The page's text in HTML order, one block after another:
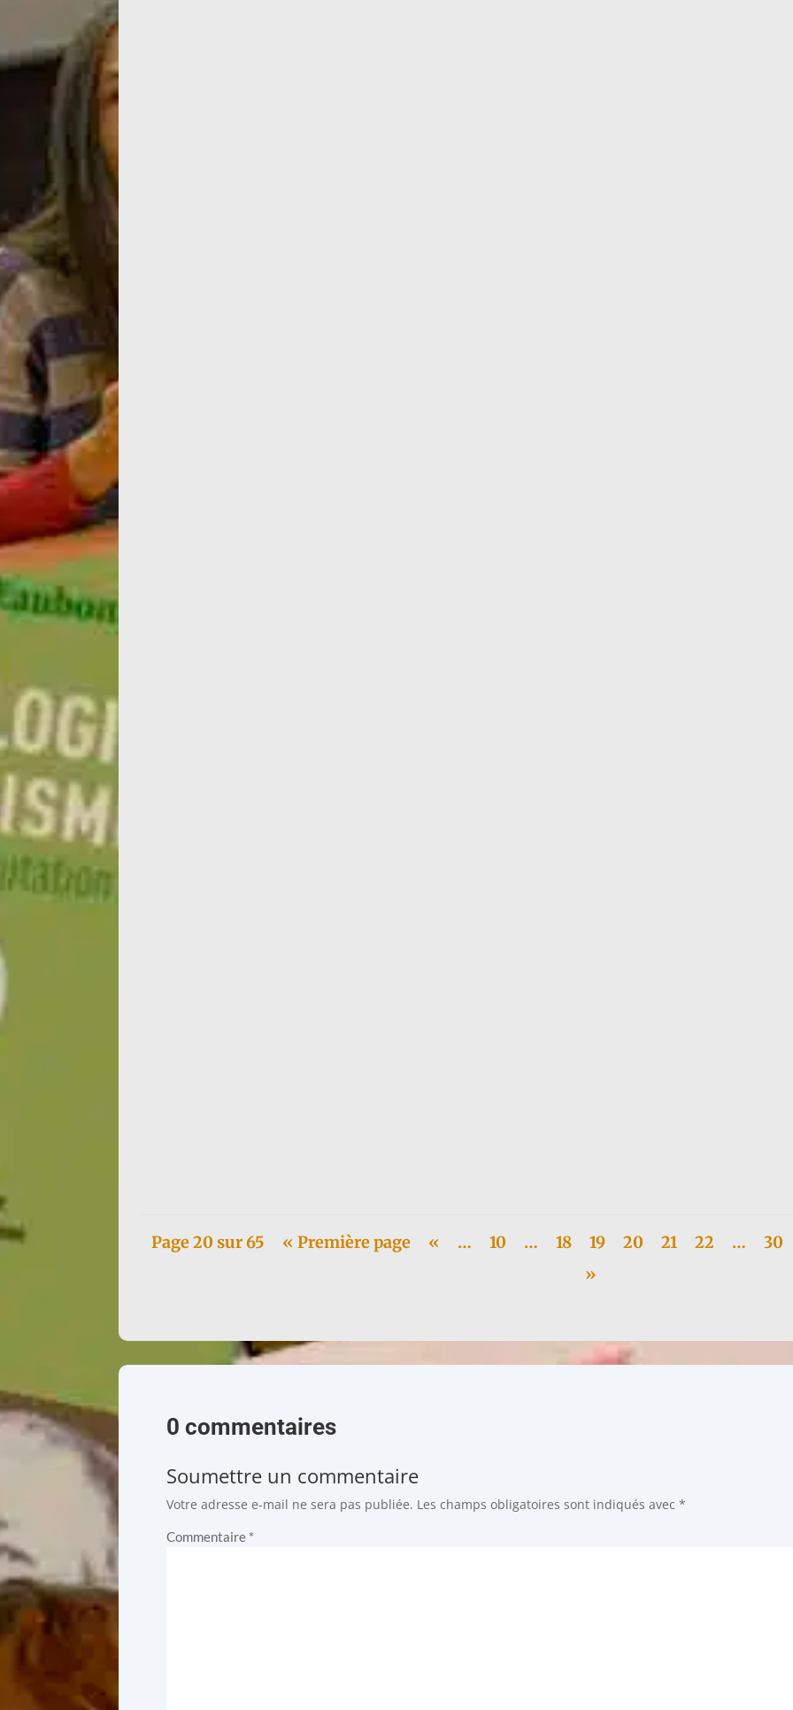
Page 20 sur 65 « Première page « … 10 … 18 19 20 21 22 …
30
»
0 commentaires
Soumettre un commentaire
Votre adresse e-mail ne sera pas publiée. Les champs obligatoires sont indiqués avec*
Commentaire *